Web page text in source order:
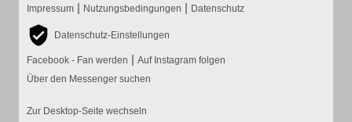
Impressum | Nutzungsbedingungen | Datenschutz
Datenschutz-Einstellungen
Facebook - Fan werden | Auf Instagram folgen
Über den Messenger suchen
Zur Desktop-Seite wechseln